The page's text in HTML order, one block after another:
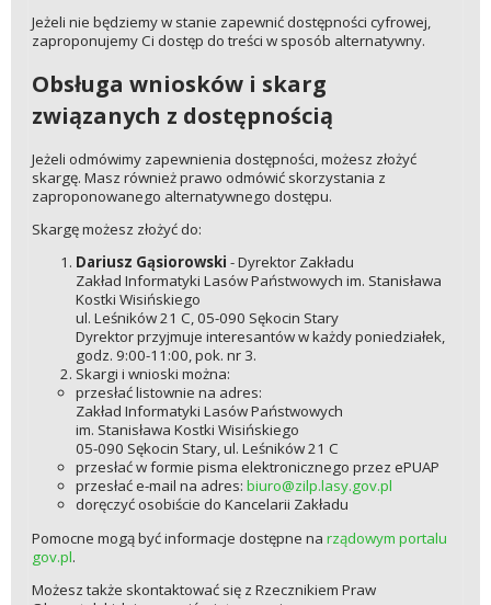
Jeżeli nie będziemy w stanie zapewnić dostępności cyfrowej,
zaproponujemy Ci dostęp do treści w sposób alternatywny.
Obsługa wniosków i skarg
związanych z dostępnością
Jeżeli odmówimy zapewnienia dostępności, możesz złożyć
skargę. Masz również prawo odmówić skorzystania z
zaproponowanego alternatywnego dostępu.
Skargę możesz złożyć do:
Dariusz Gąsiorowski - Dyrektor Zakładu
Zakład Informatyki Lasów Państwowych im. Stanisława
Kostki Wisińskiego
ul. Leśników 21 C, 05-090 Sękocin Stary
Dyrektor przyjmuje interesantów w każdy poniedziałek,
godz. 9:00-11:00, pok. nr 3.
Skargi i wnioski można:
przesłać listownie na adres:
Zakład Informatyki Lasów Państwowych
im. Stanisława Kostki Wisińskiego
05-090 Sękocin Stary, ul. Leśników 21 C
przesłać w formie pisma elektronicznego przez ePUAP
przesłać e-mail na adres: biuro@zilp.lasy.gov.pl
doręczyć osobiście do Kancelarii Zakładu
Pomocne mogą być informacje dostępne na rządowym portalu
gov.pl.
Możesz także skontaktować się z Rzecznikiem Praw